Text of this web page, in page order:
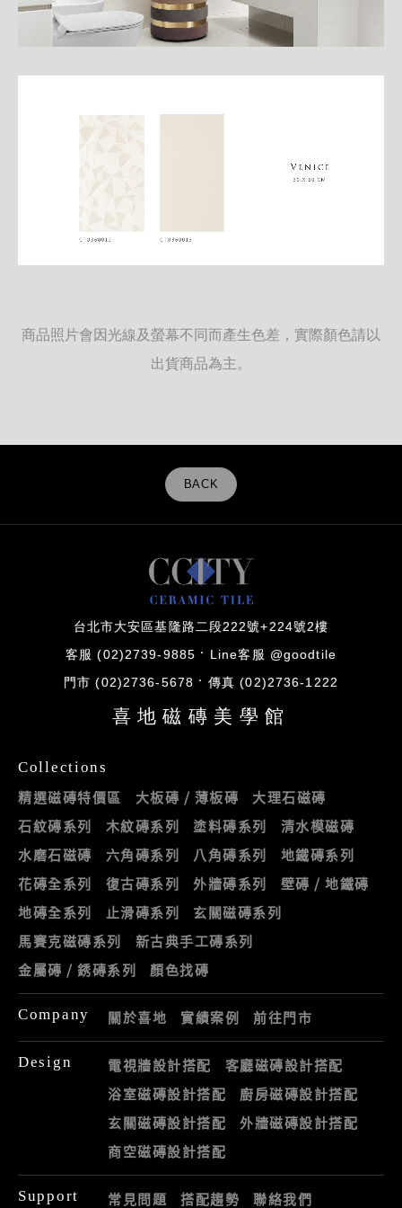
商品照片會因光線及螢幕不同而產生色差，實際顏色請以
出貨商品為主。
BACK
台北市大安區基隆路二段222號+224號2樓
客服 (02)2739-9885 Line客服 @goodtile
門市 (02)2736-5678 傳真 (02)2736-1222
喜地磁磚美學館
Collections
精選磁磚特價區 大板磚 / 薄板磚
大理石磁磚
石紋磚系列
木紋磚系列 塗料磚系列
清水模磁磚
水磨石磁磚
六角磚系列 八角磚系列
地鐵磚系列
花磚全系列
復古磚系列 外牆磚系列
壁磚 / 地鐵磚
地磚全系列
止滑磚系列
玄關磁磚系列
馬賽克磁磚系列
新古典手工磚系列
金屬磚 / 銹磚系列
顏色找磚
Company 關於喜地 實績案例 前往門市
Design 電視牆設計搭配
客廳磁磚設計搭配
浴室磁磚設計搭配
廚房磁磚設計搭配
玄關磁磚設計搭配
外牆磁磚設計搭配
商空磁磚設計搭配
Support 常見問題 搭配趨勢 聯絡我們